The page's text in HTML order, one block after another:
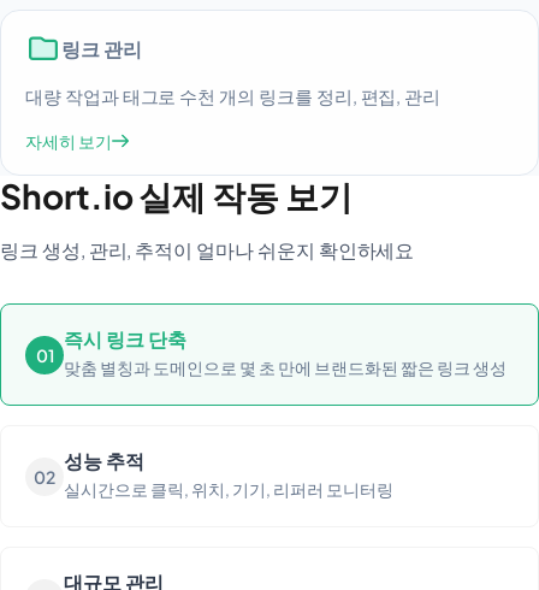
링크 관리
대량 작업과 태그로 수천 개의 링크를 정리, 편집, 관리
자세히 보기
Short.io 실제 작동 보기
링크 생성, 관리, 추적이 얼마나 쉬운지 확인하세요
01
즉시 링크 단축
맞춤 별칭과 도메인으로 몇 초 만에 브랜드화된 짧은 링크 생성
02
성능 추적
실시간으로 클릭, 위치, 기기, 리퍼러 모니터링
대규모 관리